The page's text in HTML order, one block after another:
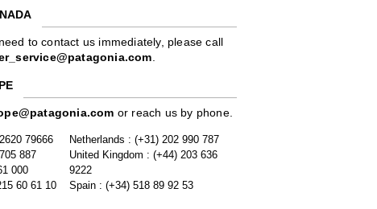
to contact us immediately, please call
.
or reach us by phone.
79666
887
000
60 61 10
Netherlands : (+31) 202 990 787
United Kingdom : (+44) 203 636
9222
Spain : (+34) 518 89 92 53